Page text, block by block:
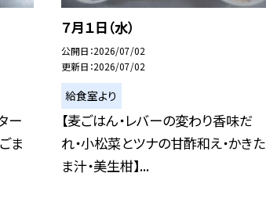
ー
ま
７月１日（水）
公開日 2026/07/02
更新日 2026/07/02
給食室より
【麦ごはん・レバーの変わり香味だ
れ・小松菜とツナの甘酢和え・かきた
ま汁・美生柑】...